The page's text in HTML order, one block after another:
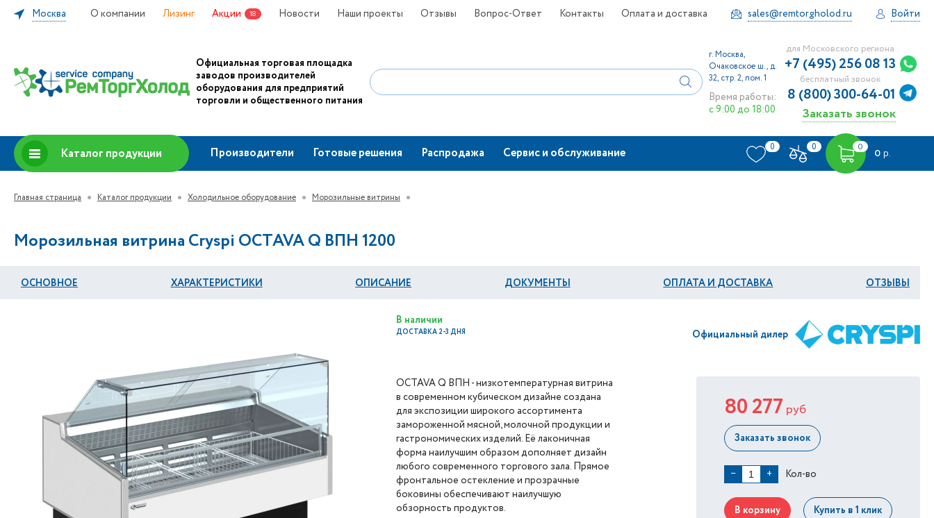
Москва О компании Лизинг Акции 18 Новости Наши проекты Отзывы Вопрос-Ответ Контакты Оплата и доставка sales@remtorgholod.ru Войти
Официальная торговая площадка
заводов производителей
оборудования для предприятий
торговли и общественного питания
г. Москва,
Очаковское ш., д.
32, стр. 2, пом. 1
Время работы:
с 9:00 до 18:00
для Московского региона
+7 (495) 256 08 13
бесплатный звонок
8 (800) 300-64-01
Заказать звонок
Каталог продукции Производители Готовые решения Распродажа Сервис и обслуживание 0 0 0
0 р.
Главная страница Каталог продукции Холодильное оборудование Морозильные витрины
Морозильная витрина Cryspi OСTAVA Q ВПН 1200
ОСНОВНОЕ ХАРАКТЕРИСТИКИ ОПИСАНИЕ ДОКУМЕНТЫ ОПЛАТА И ДОСТАВКА ОТЗЫВЫ
В наличии
ДОСТАВКА 2-3 ДНЯ Официальный дилер
OCTAVA Q ВПН - низкотемпературная витрина
в современном кубическом дизайне создана
для экспозиции широкого ассортимента
замороженной мясной, молочной продукции и
гастрономических изделий. Её лаконичная
форма наилучшим образом дополняет дизайн
любого современного торгового зала. Прямое
фронтальное остекление и прозрачные
боковины обеспечивают наилучшую
обзорность продуктов.
80 277 руб
Заказать звонок
− + Кол-во
В корзину Купить в 1 клик